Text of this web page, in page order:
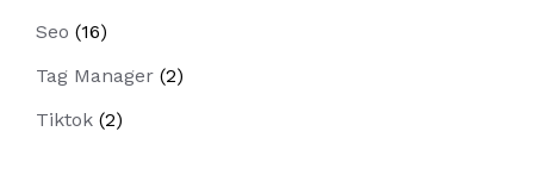
Seo (16)
Tag Manager (2)
Tiktok (2)